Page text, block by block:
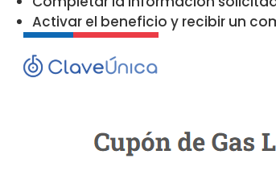
Activar el beneficio y recibir un